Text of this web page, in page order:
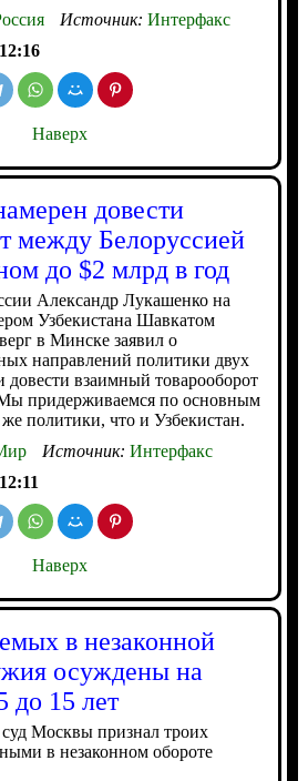
Источник: Интерфакс
Наверх
довести
между Белоруссией
до $2 млрд в год
Александр Лукашенко на
Узбекистана Шавкатом
в Минске заявил о
направлений политики двух
довести взаимный товарооборот
придерживаемся по основным
политики, что и Узбекистан.
Источник: Интерфакс
Наверх
в незаконной
осуждены на
до 15 лет
Москвы признал троих
в незаконном обороте